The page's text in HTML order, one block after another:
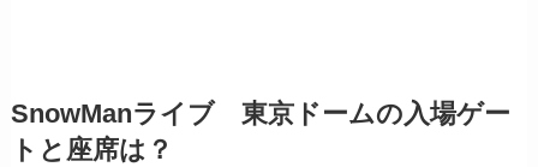
SnowManライブ 東京ドームの入場ゲー
トと座席は？